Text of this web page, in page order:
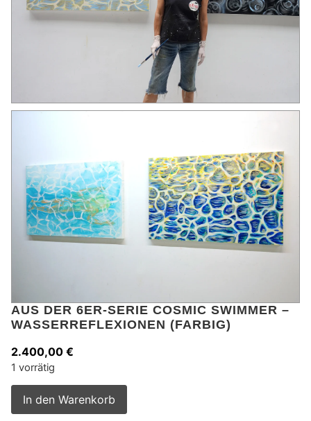
AUS DER 6ER-SERIE COSMIC SWIMMER –
WASSERREFLEXIONEN (FARBIG)
2.400,00 €
1 vorrätig
In den Warenkorb